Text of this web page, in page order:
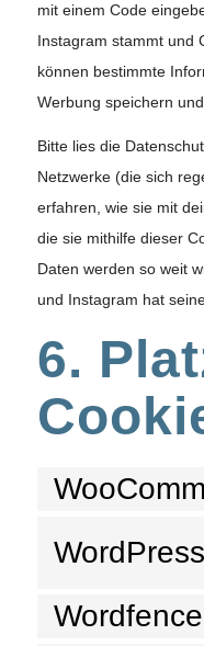
mit einem Code
Instagram stammt und
können bestimmte
Werbung speichern
Bitte lies die
Netzwerke (die sich
erfahren, wie sie mit
die sie mithilfe dieser
Daten werden so weit
und Instagram hat
6.
WordPress
Wordfence